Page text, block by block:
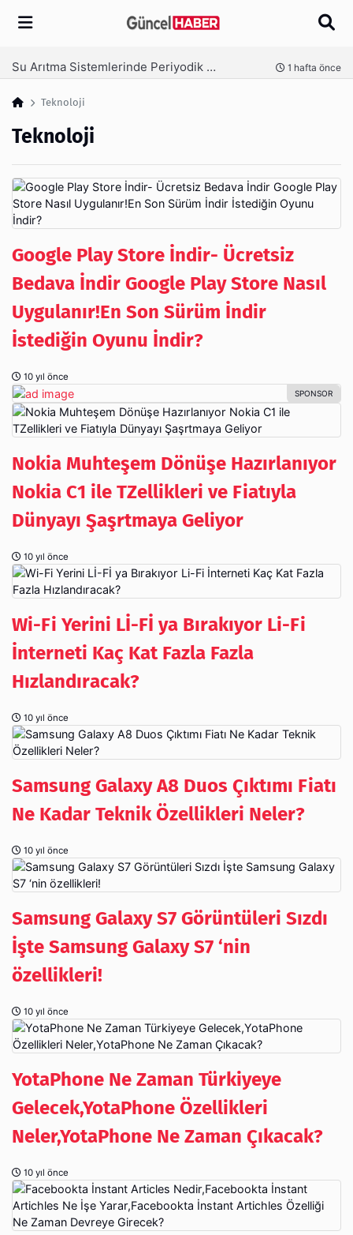
Arama
Ambalaj Süreçlerinde Yeni Nesil Verimliliği Olimpack ile Yakalayın 3 hafta önce
Teknoloji
Teknoloji
Google Play Store İndir- Ücretsiz
Bedava İndir Google Play Store Nasıl
Uygulanır!En Son Sürüm İndir
İstediğin Oyunu İndir?
10 yıl önce
Nokia Muhteşem Dönüşe Hazırlanıyor
Nokia C1 ile TZellikleri ve Fiatıyla
Dünyayı Şaşrtmaya Geliyor
10 yıl önce
Wi-Fi Yerini Lİ-Fİ ya Bırakıyor Li-Fi
İnterneti Kaç Kat Fazla Fazla
Hızlandıracak?
10 yıl önce
Samsung Galaxy A8 Duos Çıktımı Fiatı
Ne Kadar Teknik Özellikleri Neler?
10 yıl önce
Samsung Galaxy S7 Görüntüleri Sızdı
İşte Samsung Galaxy S7 ‘nin
özellikleri!
10 yıl önce
YotaPhone Ne Zaman Türkiyeye
Gelecek,YotaPhone Özellikleri
Neler,YotaPhone Ne Zaman Çıkacak?
10 yıl önce